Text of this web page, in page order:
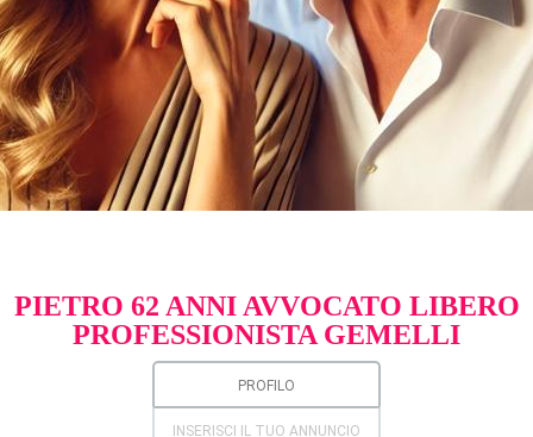
PIETRO 62 ANNI AVVOCATO LIBERO
PROFESSIONISTA GEMELLI
PROFILO
INSERISCI IL TUO ANNUNCIO